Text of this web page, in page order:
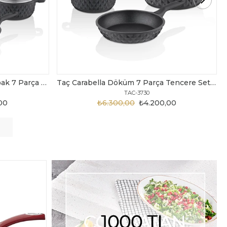
Taç Carabella Döküm 7 Parça Tencere Seti Siyah Taç Master Cook Tombik 7 Parça Tencere Seti Gri
TAC-3820
₺2.450,00
₺3.199,00